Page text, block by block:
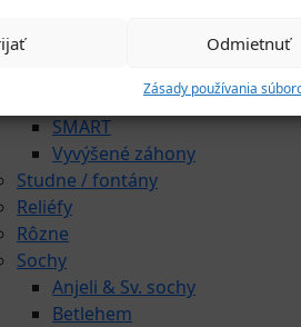
Odmietnuť
Zásady používania
SMART
Vyvýšené záhony
Studne / fontány
Reliéfy
Rôzne
Sochy
Anjeli & Sv. sochy
Betlehem